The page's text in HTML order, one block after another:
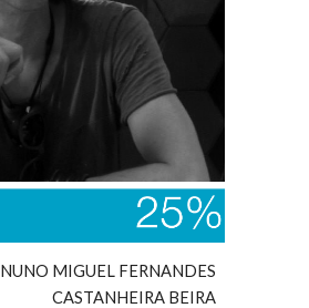
NUNO MIGUEL FERNANDES
CASTANHEIRA BEIRA